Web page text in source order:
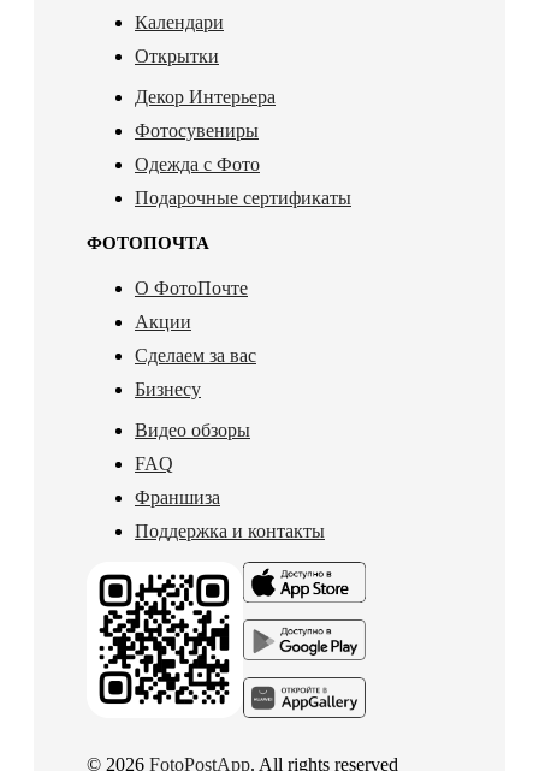
Календари
Открытки
Декор Интерьера
Фотосувениры
Одежда с Фото
Подарочные сертификаты
ФОТОПОЧТА
О ФотоПочте
Акции
Сделаем за вас
Бизнесу
Видео обзоры
FAQ
Франшиза
Поддержка и контакты
© 2026 FotoPostApp. All rights reserved